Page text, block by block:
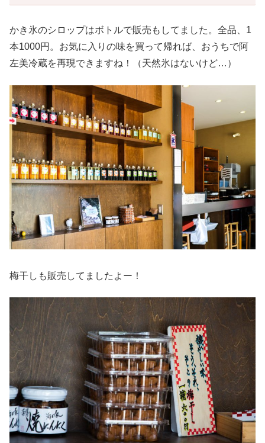
かき氷のシロップはボトルで販売もしてました。全品、1
本1000円。お気に入りの味を買って帰れば、おうちで阿
左美冷蔵を再現できますね！（天然氷はないけど…）
梅干しも販売してましたよー！